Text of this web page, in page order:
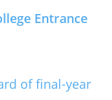
Entrance
of final-year